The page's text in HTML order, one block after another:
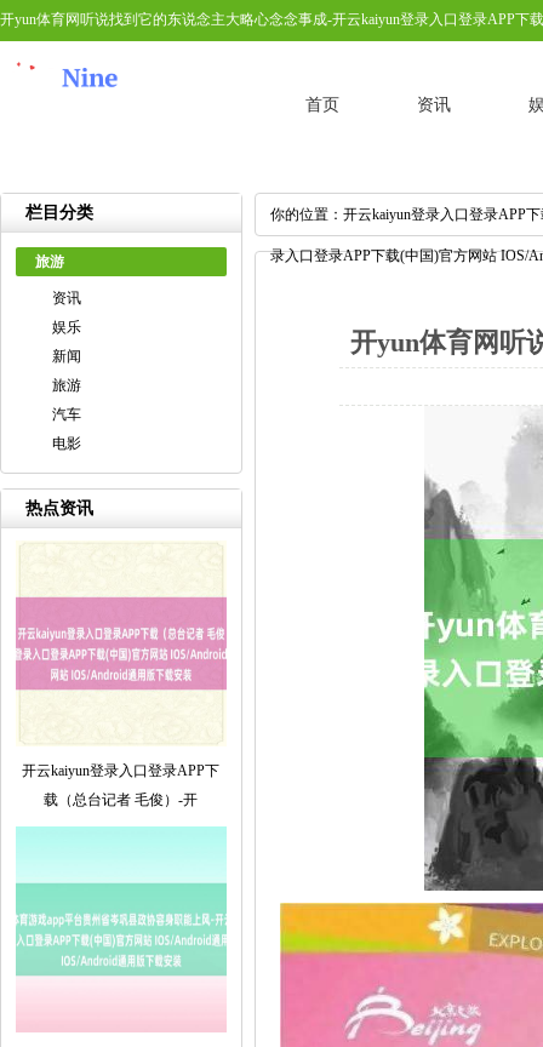
开yun体育网听说找到它的东说念主大略心念念事成-开云kaiyun登录入口登录APP下
首页 资讯
栏目分类
旅游
资讯
娱乐
新闻
旅游
汽车
电影
热点资讯
开云kaiyun登录入口登录APP下
载（总台记者 毛俊）-开
你的位置： 开云kaiyun登录入口登录APP
录入口登录APP下载(中国)官方网站 IOS/
开yun体育网听
录